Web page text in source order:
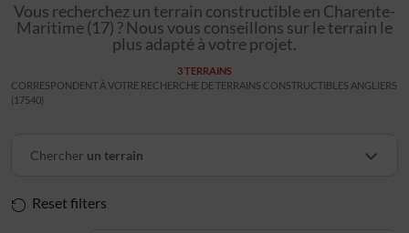
Vous recherchez un terrain constructible en Charente-
Maritime (17) ? Nous vous conseillons sur le terrain le
plus adapté à votre projet.
3 TERRAINS
CORRESPONDENT À VOTRE RECHERCHE DE TERRAINS CONSTRUCTIBLES ANGLIERS
(17540)
Chercher un terrain
Reset filters